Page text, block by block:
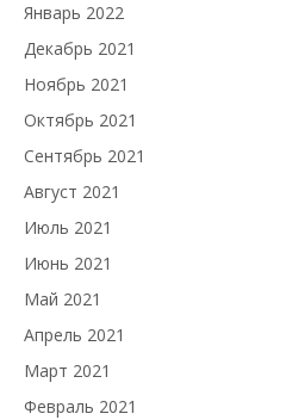
Январь 2022
Декабрь 2021
Ноябрь 2021
Октябрь 2021
Сентябрь 2021
Август 2021
Июль 2021
Июнь 2021
Май 2021
Апрель 2021
Март 2021
Февраль 2021